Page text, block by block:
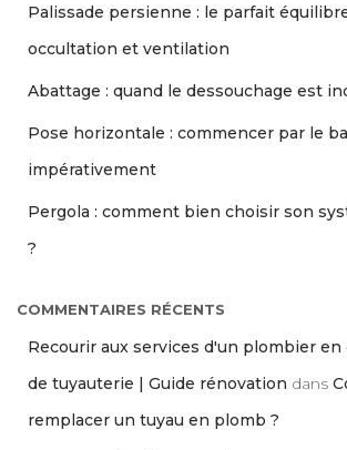
Palissade persienne : le parfait
occultation et ventilation
Abattage : quand le dessouchage est
Pose horizontale : commencer par le
impérativement
Pergola : comment bien choisir son
?
COMMENTAIRES RÉCENTS
Recourir aux services d'un plombier en
de tuyauterie | Guide rénovation dans
remplacer un tuyau en plomb ?